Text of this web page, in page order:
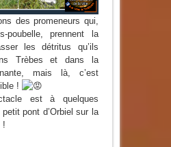
des promeneurs qui,
poubelle, prennent la
les détritus qu’ils
Trèbes et dans la
mais là, c’est
!
est à quelques
pont d’Orbiel sur la
!